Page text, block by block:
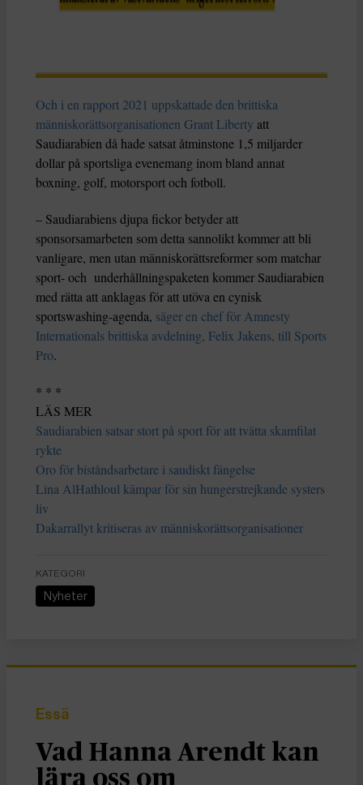
Och i en rapport 2021 uppskattade den brittiska
människorättsorganisationen Grant Liberty att
Saudiarabien då hade satsat åtminstone 1,5 miljarder
dollar på sportsliga evenemang inom bland annat
boxning, golf, motorsport och fotboll.
– Saudiarabiens djupa fickor betyder att
sponsorsamarbeten som detta sannolikt kommer att bli
vanligare, men utan människorättsreformer som matchar
sport- och underhållningspaketen kommer Saudiarabien
med rätta att anklagas för att utöva en cynisk
sportswashing-agenda, säger en chef för Amnesty
Internationals brittiska avdelning, Felix Jakens, till Sports
Pro.
* * *
LÄS MER
Saudiarabien satsar stort på sport för att tvätta skamfilat
rykte
Oro för biståndsarbetare i saudiskt fängelse
Lina AlHathloul kämpar för sin hungerstrejkande systers
liv
Dakarrallyt kritiseras av människorättsorganisationer
KATEGORI
Nyheter
Essä
Vad Hanna Arendt kan
lära oss om